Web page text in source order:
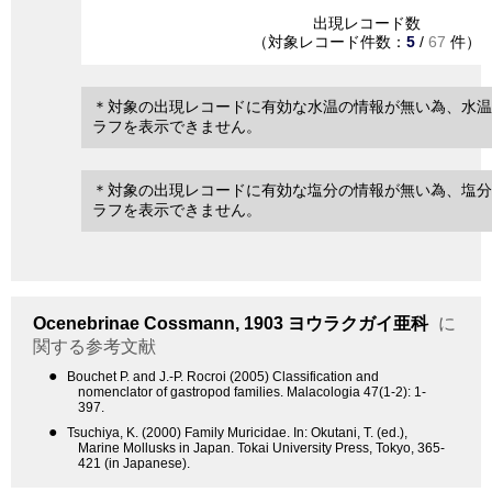
出現レコード数
（対象レコード件数： 5 / 67 件）
＊対象の出現レコードに有効な水温の情報が無い為、水
ラフを表示できません。
＊対象の出現レコードに有効な塩分の情報が無い為、塩
ラフを表示できません。
Ocenebrinae Cossmann, 1903 ヨウラクガイ亜科 に
関する参考文献
●
Bouchet P. and J.-P. Rocroi (2005) Classification and
nomenclator of gastropod families. Malacologia 47(1-2): 1-
397.
●
Tsuchiya, K. (2000) Family Muricidae. In: Okutani, T. (ed.),
Marine Mollusks in Japan. Tokai University Press, Tokyo, 365-
421 (in Japanese).